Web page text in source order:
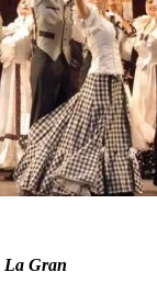
La Gran